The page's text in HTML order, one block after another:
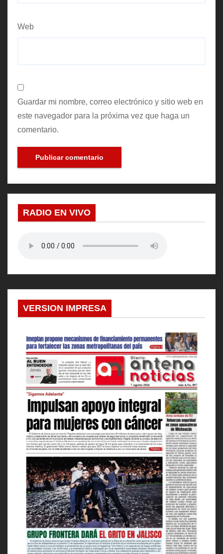
Web
Guardar mi nombre, correo electrónico y sitio web en
este navegador para la próxima vez que haga un
comentario.
RADIO EN VIVO
VERSION IMPRESA